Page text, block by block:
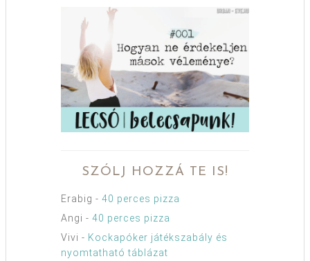
SZÓLJ HOZZÁ TE IS!
Erabig - 40 perces pizza
Angi - 40 perces pizza
Vivi - Kockapóker játékszabály és
nyomtatható táblázat